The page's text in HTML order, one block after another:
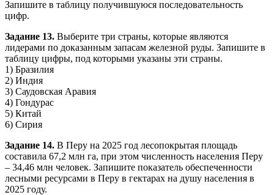
Запишите в таблицу получившуюся последовательность
цифр.
Задание 13. Выберите три страны, которые являются
лидерами по доказанным запасам железной руды. Запишите в
таблицу цифры, под которыми указаны эти страны.
1) Бразилия
2) Индия
3) Саудовская Аравия
4) Гондурас
5) Китай
6) Сирия
Задание 14. В Перу на 2025 год лесопокрытая площадь
составила 67,2 млн га, при этом численность населения Перу
– 34,46 млн человек. Запишите показатель обеспеченности
лесными ресурсами в Перу в гектарах на душу населения в
2025 году.